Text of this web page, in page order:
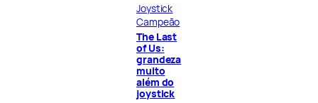
Joystick
Campeão
The Last
of Us:
grandeza
muito
além do
joystick